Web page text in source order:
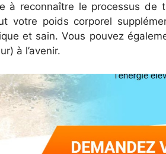
à reconnaître le processus de
votre poids corporel
et sain. Vous pouvez
à l’avenir.